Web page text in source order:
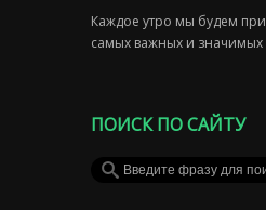
Каждое утро мы будем
самых важных и значимых
ПОИСК ПО САЙТУ